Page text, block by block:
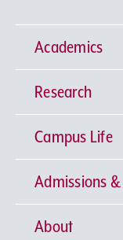
Academics
学部
神学部
文学部
総合人間
興味から学
上智大学の
基盤教育
上智大学の
Research
研究所 等
キリスト
中世思想
Sophia
産官学連携
Campus Life
学期区分と
課外活動
Admissions
上智大学で
About